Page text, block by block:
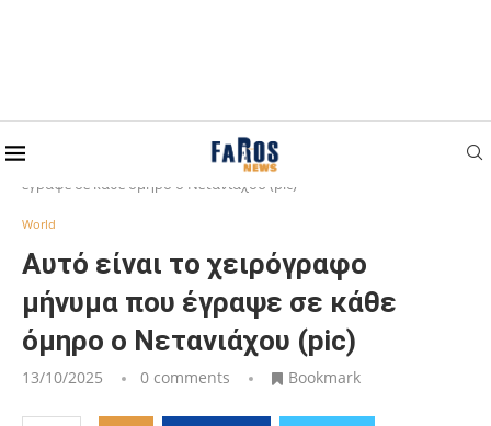
Home
Αυτό είναι το χειρόγραφο μήνυμα που
έγραψε σε κάθε όμηρο ο Νετανιάχου (pic)
World
Αυτό είναι το χειρόγραφο
μήνυμα που έγραψε σε κάθε
όμηρο ο Νετανιάχου (pic)
13/10/2025 0 comments Bookmark